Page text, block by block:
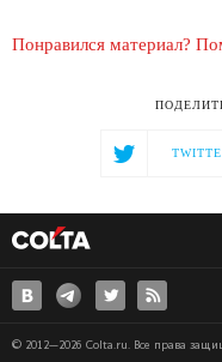
Понравился материал?
© 2012—2026 Colta.ru. Все права